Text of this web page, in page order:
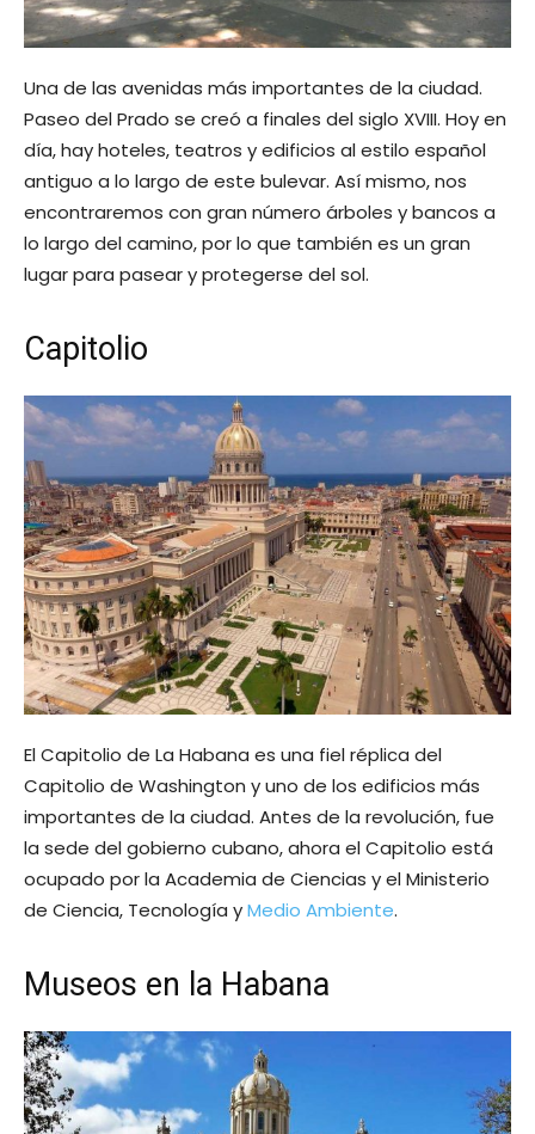
Una de las avenidas más importantes de la ciudad.
Paseo del Prado se creó a finales del siglo XVIII. Hoy en
día, hay hoteles, teatros y edificios al estilo español
antiguo a lo largo de este bulevar. Así mismo, nos
encontraremos con gran número árboles y bancos a
lo largo del camino, por lo que también es un gran
lugar para pasear y protegerse del sol.
Capitolio
El Capitolio de La Habana es una fiel réplica del
Capitolio de Washington y uno de los edificios más
importantes de la ciudad. Antes de la revolución, fue
la sede del gobierno cubano, ahora el Capitolio está
ocupado por la Academia de Ciencias y el Ministerio
de Ciencia, Tecnología yMedio Ambiente.
Museos en la Habana